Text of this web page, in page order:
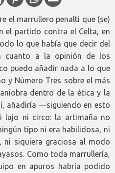
el marrullero penalti que (se)
el partido contra el Celta, en
lo que había que decir del
cuanto a la opinión de los
puedo añadir nada a lo que
y Número Tres sobre el más
dentro de la ética y la
añadiría —siguiendo en esto
lujo ni circo: la artimaña no
tipo ni era habilidosa, ni
ni siquiera graciosa al modo
Como toda marrullería,
en apuros habría podido